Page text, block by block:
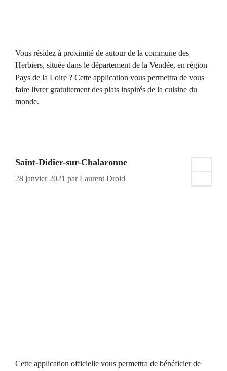
Vous résidez à proximité de autour de la commune des
Herbiers, située dans le département de la Vendée, en région
Pays de la Loire ? Cette application vous permettra de vous
faire livrer gratuitement des plats inspirés de la cuisine du
monde.
Saint-Didier-sur-Chalaronne
28 janvier 2021 parLaurent Droid
Cette application officielle vous permettra de bénéficier de